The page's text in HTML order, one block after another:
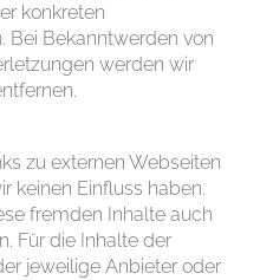
konkreten
Bei Bekanntwerden von
werden wir
zu externen Webseiten
keinen Einfluss haben.
fremden Inhalte auch
Für die Inhalte der
jeweilige Anbieter oder